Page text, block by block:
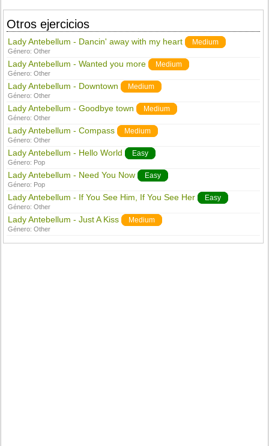
Otros ejercicios
Lady Antebellum - Dancin' away with my heart Medium
Género:Other
Lady Antebellum - Wanted you more Medium
Género:Other
Lady Antebellum - Downtown Medium
Género:Other
Lady Antebellum - Goodbye town Medium
Género:Other
Lady Antebellum - Compass Medium
Género:Other
Lady Antebellum - Hello World Easy
Género: Pop
Lady Antebellum - Need You Now Easy
Género: Pop
Lady Antebellum - If You See Him, If You See Her Easy
Género:Other
Lady Antebellum - Just A Kiss Medium
Género:Other